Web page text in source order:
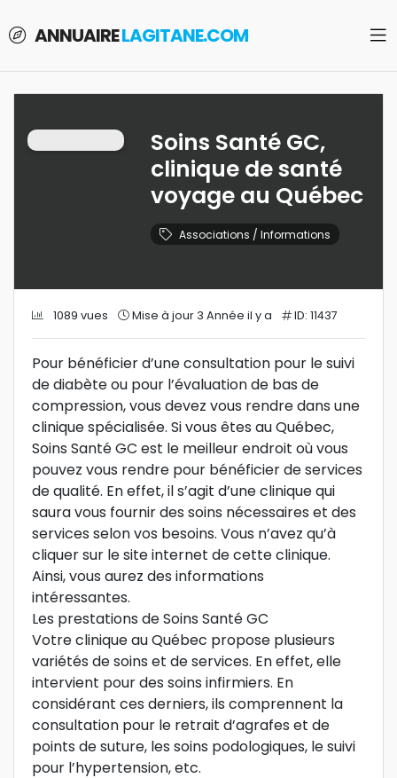
ANNUAIRELAGITANE.COM
Soins Santé GC,
clinique de santé
voyage au Québec
Associations / Informations
1089 vues Mise à jour 3 Année il y a ID: 11437
Pour bénéficier d’une consultation pour le suivi
de diabète ou pour l’évaluation de bas de
compression, vous devez vous rendre dans une
clinique spécialisée. Si vous êtes au Québec,
Soins Santé GC est le meilleur endroit où vous
pouvez vous rendre pour bénéficier de services
de qualité. En effet, il s’agit d’une clinique qui
saura vous fournir des soins nécessaires et des
services selon vos besoins. Vous n’avez qu’à
cliquer sur le site internet de cette clinique.
Ainsi, vous aurez des informations
intéressantes.
Les prestations de Soins Santé GC
Votre clinique au Québec propose plusieurs
variétés de soins et de services. En effet, elle
intervient pour des soins infirmiers. En
considérant ces derniers, ils comprennent la
consultation pour le retrait d’agrafes et de
points de suture, les soins podologiques, le suivi
pour l’hypertension, etc.